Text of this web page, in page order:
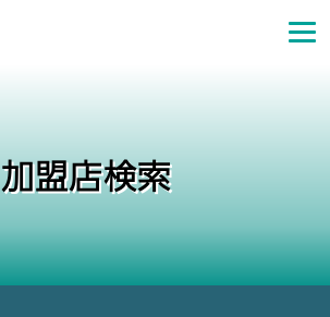
加盟店検索